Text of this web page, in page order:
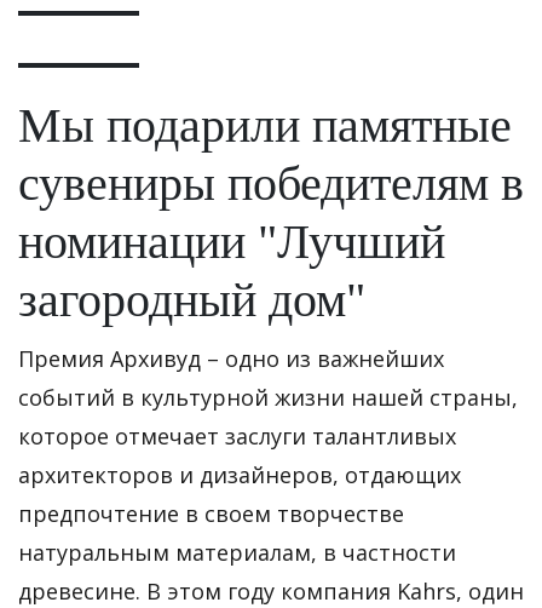
Мы подарили памятные
сувениры победителям в
номинации "Лучший
загородный дом"
Премия Архивуд – одно из важнейших
событий в культурной жизни нашей страны,
которое отмечает заслуги талантливых
архитекторов и дизайнеров, отдающих
предпочтение в своем творчестве
натуральным материалам, в частности
древесине. В этом году компания Kahrs, один